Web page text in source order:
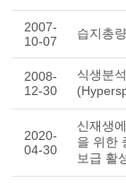
2007-
10-07
습지총
2008-
12-30
식생분
2020-
04-30
신재생
을 위한
보급 활